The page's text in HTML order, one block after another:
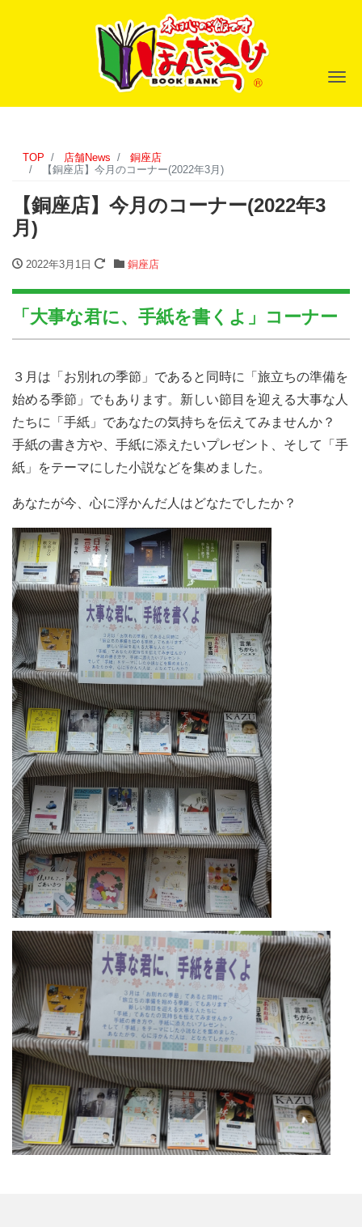
ナ
TOP 店舗News
銅座店
【銅座店】今月のコーナー(2022年3月)
【銅座店】今月のコーナー(2022年3
月)
2022年3月1日 銅座店
「大事な君に、手紙を書くよ」コーナー
３月は「お別れの季節」であると同時に「旅立ちの準備を
始める季節」でもあります。新しい節目を迎える大事な人
たちに「手紙」であなたの気持ちを伝えてみませんか？
手紙の書き方や、手紙に添えたいプレゼント、そして「手
紙」をテーマにした小説などを集めました。
あなたが今、心に浮かんだ人はどなたでしたか？